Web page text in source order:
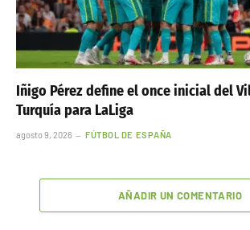
Iñigo Pérez define el once inicial del
Turquía para LaLiga
agosto 9, 2026 FÚTBOL DE ESPAÑA
AÑADIR UN COMENTARIO